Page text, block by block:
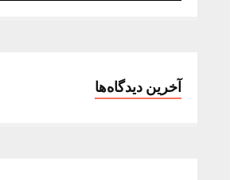
آخرین دیدگاه‌ها